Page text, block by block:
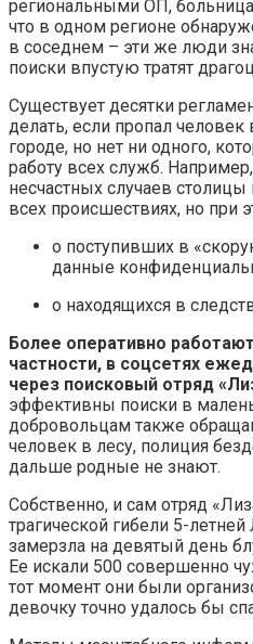
региональными ОП,
что в одном регионе
в соседнем – эти же люди
поиски впустую тратят
Существует десятки
делать, если пропал
городе, но нет ни одного,
работу всех служб.
несчастных случаев
всех происшествиях, но при
о поступивших в
данные
о находящихся в
Более оперативно
частности, в соцсетях
через поисковый отряд
эффективны поиски в
добровольцам также
человек в лесу, полиция
дальше родные не знают.
Собственно, и сам отряд
трагической гибели 5-
замерзла на девятый день
Ее искали 500 совершенно
тот момент они были
девочку точно удалось бы